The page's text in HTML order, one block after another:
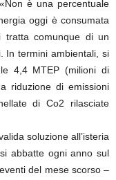
è una percentuale
oggi è consumata
tratta comunque di un
In termini ambientali, si
4,4 MTEP (milioni di
riduzione di emissioni
di Co2 rilasciate
soluzione all’isteria
abbatte ogni anno sul
del mese scorso –